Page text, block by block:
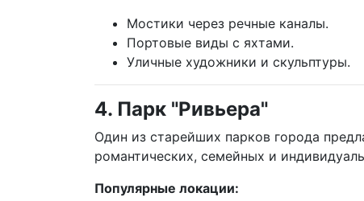
Мостики через речные каналы.
Портовые виды с яхтами.
Уличные художники и скульптуры.
4. Парк "Ривьера"
Один из старейших парков города
романтических, семейных и
Популярные локации: